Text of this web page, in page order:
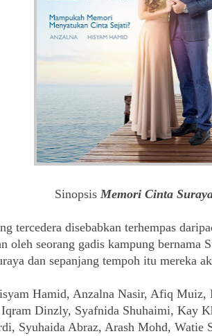
Sinopsis Memori Cinta
tercedera disebabkan terhempas
oleh seorang gadis kampung bernama
dan sepanjang tempoh itu mereka
Hamid, Anzalna Nasir, Afiq Muiz,
Dinzly, Syafnida Shuhaimi, Kay
Syuhaida Abraz, Arash Mohd, Watie